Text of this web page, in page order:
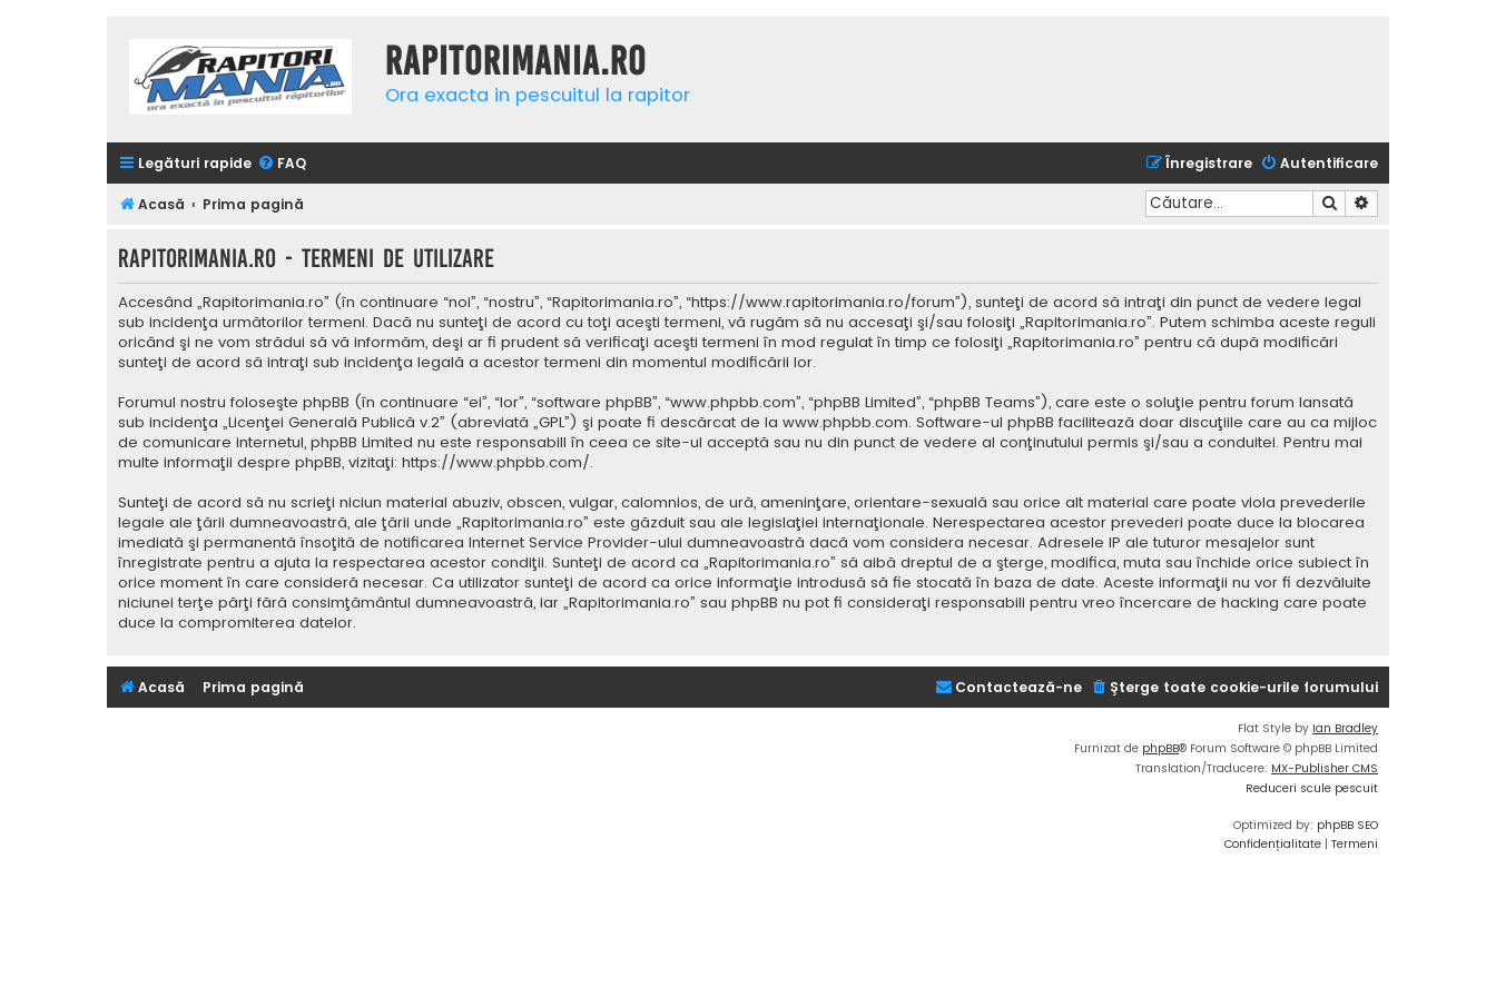
Rapitorimania.ro
Ora exacta in pescuitul la rapitor
Legături rapide FAQ Autentificare
Înregistrare
Acasă Prima pagină Căutare
Rapitorimania.ro - Termeni de utilizare
Accesând „Rapitorimania.ro” (în continuare “noi”, “nostru”, “Rapitorimania.ro”, “https://www.rapitorimania.ro/forum”), sunteţi de acord să intraţi din punct de vedere legal
sub incidenţa următorilor termeni. Dacă nu sunteţi de acord cu toţi aceşti termeni, vă rugăm să nu accesaţi şi/sau folosiţi „Rapitorimania.ro”. Putem schimba aceste reguli
oricând şi ne vom strădui să vă informăm, deşi ar fi prudent să verificaţi aceşti termeni în mod regulat în timp ce folosiţi „Rapitorimania.ro” pentru că după modificări
sunteţi de acord să intraţi sub incidenţa legală a acestor termeni din momentul modificării lor.
Forumul nostru foloseşte phpBB (în continuare “ei”, “lor”, “software phpBB”, “www.phpbb.com”, “phpBB Limited”, “phpBB Teams”), care este o soluţie pentru forum lansată
sub incidenţa „Licenţei Generală Publică v.2” (abreviată „GPL”) şi poate fi descărcat de la www.phpbb.com. Software-ul phpBB facilitează doar discuţiile care au ca mijloc
de comunicare internetul, phpBB Limited nu este responsabill în ceea ce site-ul acceptă sau nu din punct de vedere al conţinutului permis şi/sau a conduitei. Pentru mai
multe informaţii despre phpBB, vizitaţi: https://www.phpbb.com/.
Sunteţi de acord să nu scrieţi niciun material abuziv, obscen, vulgar, calomnios, de ură, ameninţare, orientare-sexuală sau orice alt material care poate viola prevederile
legale ale ţării dumneavoastră, ale ţării unde „Rapitorimania.ro” este găzduit sau ale legislaţiei internaţionale. Nerespectarea acestor prevederi poate duce la blocarea
imediată şi permanentă însoţită de notificarea Internet Service Provider-ului dumneavoastră dacă vom considera necesar. Adresele IP ale tuturor mesajelor sunt
înregistrate pentru a ajuta la respectarea acestor condiţii. Sunteţi de acord ca „Rapitorimania.ro” să aibă dreptul de a şterge, modifica, muta sau închide orice subiect în
orice moment în care consideră necesar. Ca utilizator sunteţi de acord ca orice informaţie introdusă să fie stocată în baza de date. Aceste informaţii nu vor fi dezvăluite
niciunei terţe părţi fără consimţământul dumneavoastră, iar „Rapitorimania.ro” sau phpBB nu pot fi consideraţi responsabili pentru vreo încercare de hacking care poate
duce la compromiterea datelor.
Acasă Prima pagină Şterge toate cookie-urile forumului
Contactează-ne
Flat Style by Ian Bradley
Furnizat de phpBB® Forum Software © phpBB Limited
Translation/Traducere: MX-Publisher CMS
Reduceri scule pescuit
Optimized by: phpBB SEO
Confidențialitate | Termeni